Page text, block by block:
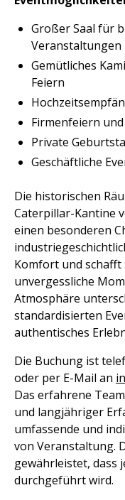
Großer Saal für
Veranstaltungen
Gemütliches
Feiern
Firmenfeiern
Private
Geschäftliche
Die historischen
Caterpillar-Kantine
einen besonderen
Komfort und
unvergessliche
Atmosphäre
standardisierten
authentisches
Die Buchung ist
oder per E-Mail an
Das erfahrene
und langjähriger
umfassende und
von Veranstaltung.
gewährleistet, dass
durchgeführt wird.